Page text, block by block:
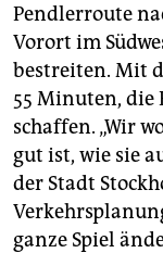
Pendlerroute
Vorort im
bestreiten. Mit
55 Minuten, die
schaffen. „Wir
gut ist, wie sie
der Stadt
ganze Spiel